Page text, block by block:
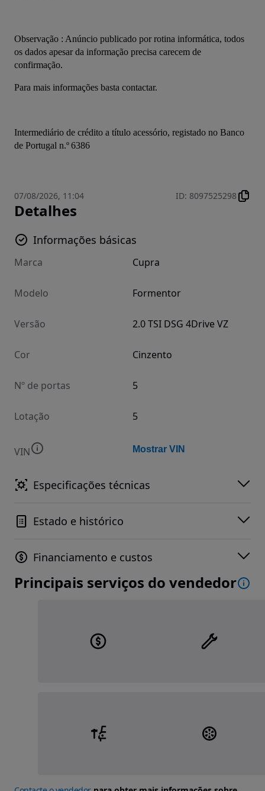
Observação : Anúncio publicado por rotina informática, todos
os dados apesar da informação precisa carecem de
confirmação.
Para mais informações basta contactar.
Intermediário de crédito a título acessório, registado no Banco
de Portugal n.º 6386
07/08/2026, 11:04 ID: 8097525298
Detalhes
Informações básicas
Marca Cupra
Modelo Formentor
Versão 2.0 TSI DSG 4Drive VZ
Cor Cinzento
Nº de portas 5
Lotação 5
VIN Mostrar VIN
Especificações técnicas
Estado e histórico
Financiamento e custos
Principais serviços do vendedor